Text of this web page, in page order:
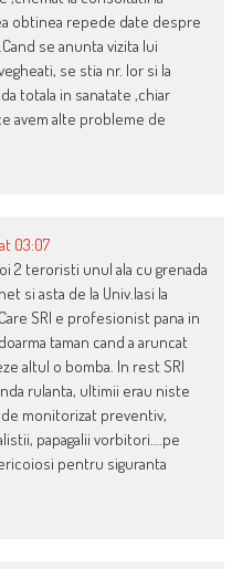
obtinea repede date despre
se anunta vizita lui
se stia nr. lor si la
totala in sanatate ,chiar
avem alte probleme de
03:07
2 teroristi unul ala cu grenada
si asta de la Univ.Iasi la
SRI e profesionist pana in
taman cand a aruncat
altul o bomba. In rest SRI
rulanta, ultimii erau niste
monitorizat preventiv,
papagalii vorbitori….pe
pentru siguranta